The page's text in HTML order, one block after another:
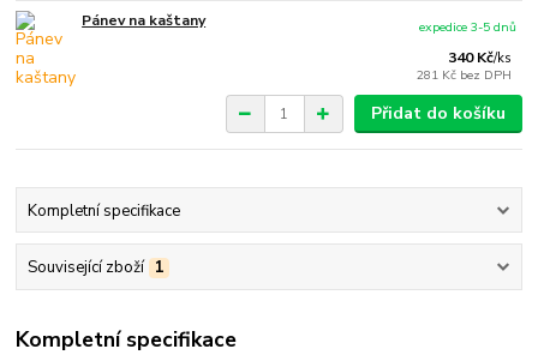
Pánev na kaštany
340 Kč/ks
281 Kč bez DPH
expedice 3-5 dnů
Přidat do košíku
Kompletní specifikace
Související zboží 1
Kompletní specifikace